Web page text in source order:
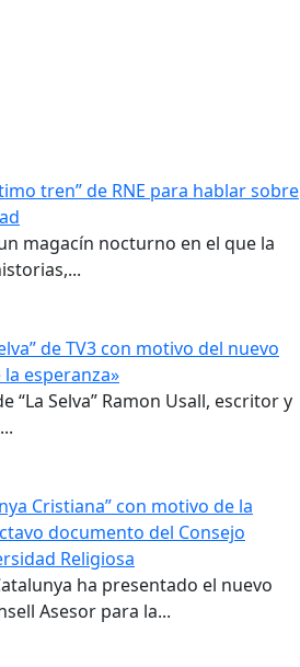
tren” de RNE para hablar sobre
magacín nocturno en el que la
de TV3 con motivo del nuevo
esperanza»
“La Selva” Ramon Usall, escritor y
Cristiana” con motivo de la
documento del Consejo
Religiosa
ha presentado el nuevo
Asesor para la...